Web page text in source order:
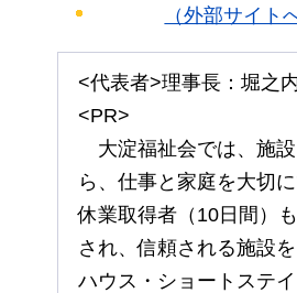
（外部サイト
<代表者>理事長：堀之
<PR>
大淀福祉会では、施
ら、仕事と家庭を大切
休業取得者（10日間）
され、信頼される施設
ハウス・ショートステ